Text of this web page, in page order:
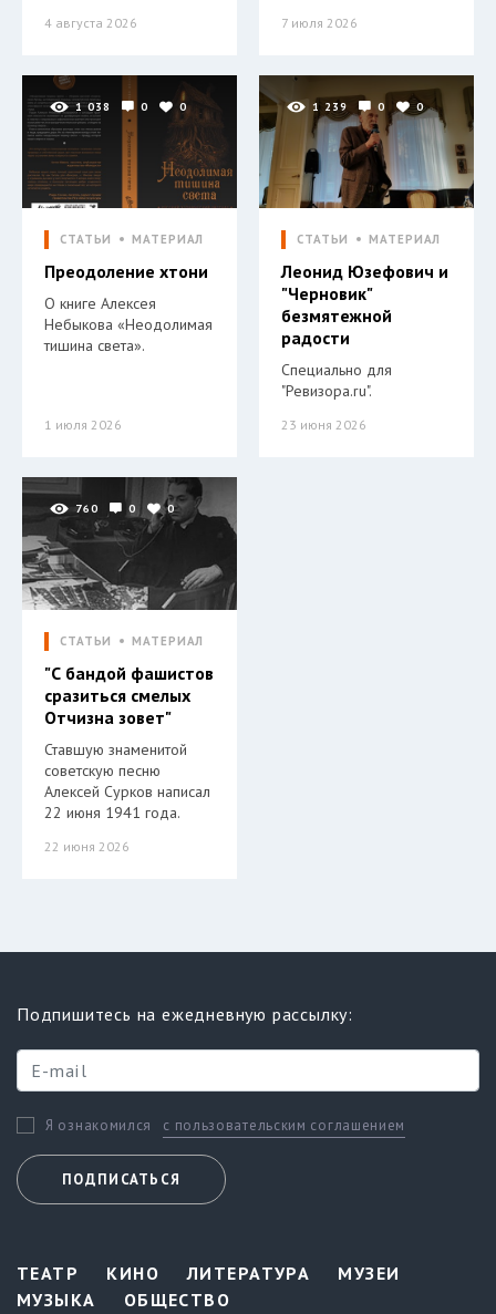
4 августа 2026 7 июля 2026
1 038 0 0
СТАТЬИ МАТЕРИАЛ
Преодоление хтони
О книге Алексея
Небыкова «Неодолимая
тишина света».
1 июля 2026
1 239 0 0
СТАТЬИ МАТЕРИАЛ
Леонид Юзефович и
"Черновик"
безмятежной
радости
Специально для
"Ревизора.ru".
23 июня 2026
760 0 0
СТАТЬИ МАТЕРИАЛ
"С бандой фашистов
сразиться смелых
Отчизна зовет"
Ставшую знаменитой
советскую песню
Алексей Сурков написал
22 июня 1941 года.
22 июня 2026
Подпишитесь на ежедневную рассылку:
Я ознакомился с пользовательским соглашением
ПОДПИСАТЬСЯ
ТЕАТР КИНО ЛИТЕРАТУРА
МУЗЕИ
МУЗЫКА
ОБЩЕСТВО